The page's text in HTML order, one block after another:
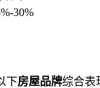
30%
下房屋品牌综合表